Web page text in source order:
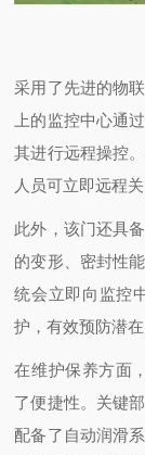
采用了先进的物
上的监控中心通
其进行远程操控
人员可立即远程
此外，该门还具
的变形、密封性
统会立即向监控
护，有效预防潜在
在维护保养方面，
了便捷性。关键
配备了自动润滑